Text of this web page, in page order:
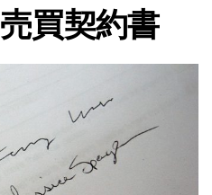
売買契約書